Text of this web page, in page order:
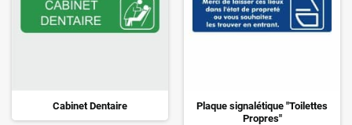
Cabinet Dentaire
Plaque signalétique "Toilettes
Propres"